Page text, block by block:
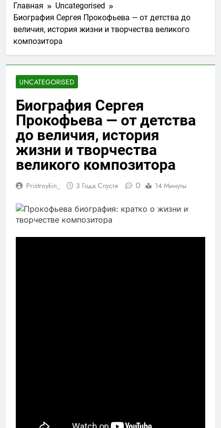
Главная
Uncategorised
Биография Сергея Прокофьева — от детства до
величия, история жизни и творчества великого
композитора
UNCATEGORISED
Биография Сергея
Прокофьева — от детства
до величия, история
жизни и творчества
великого композитора
Pristroykin_ 3 Года Спустя 0 14 Минуты